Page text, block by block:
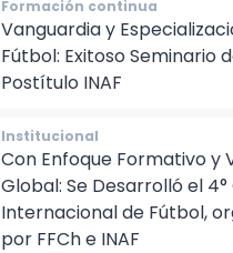
Formación continua
Vanguardia y
Fútbol: Exitoso Seminario
Postítulo INAF
Institucional
Con Enfoque Formativo y
Global: Se Desarrolló el
Internacional de Fútbol,
por FFCh e INAF